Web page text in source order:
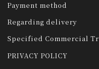
Payment method
Regarding delivery
Specified Commercial
PRIVACY POLICY